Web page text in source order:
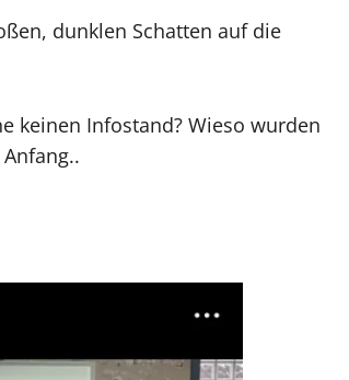
dunklen Schatten auf die
keinen Infostand? Wieso wurden